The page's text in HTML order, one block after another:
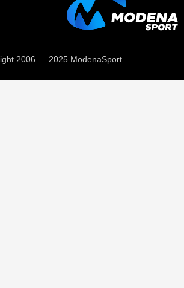
2006 — 2025 ModenaSport